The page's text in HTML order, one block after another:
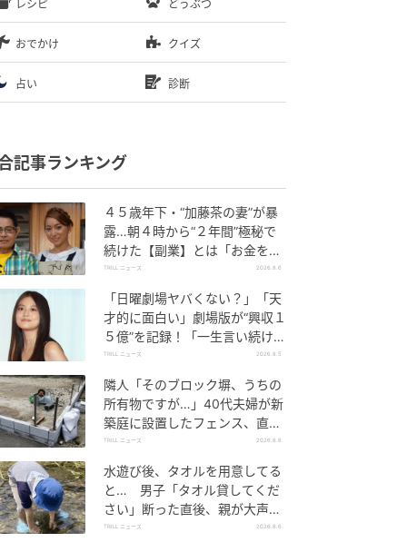
レシピ どうぶつ
おでかけ クイズ
占い 診断
記事ランキング
４５歳年下・“加藤茶の妻”が暴
露…朝４時から“２年間”極秘で
続けた【副業】とは「お金を稼
ぐのって大変」
TRILL ニュース 2026.8.6
「日曜劇場ヤバくない？」「天
才的に面白い」劇場版が“興収１
５億”を記録！「一生言い続け
る」放送後も続く“切望の声”
TRILL ニュース 2026.8.5
隣人「そのブロック塀、うちの
所有物ですが…」40代夫婦が新
築庭に設置したフェンス、直後
に迫られた"顛末"
TRILL ニュース 2026.8.6
水遊び後、タオルを用意してる
と… 男子「タオル貸してくだ
さい」断った直後、親が大声で
放った一言に絶句
TRILL ニュース 2026.8.6